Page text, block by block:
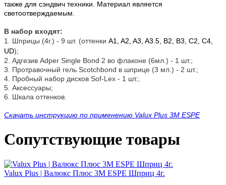
также для сэндвич техники. Материал является
светоотверждаемым.
В набор входят:
1. Шприцы (4г.) - 9 шт. (оттенки A1, A2, A3, A3.5, B2, B3, C2, C4,
UD);
2. Адгезив Adper Single Bond 2 во флаконе (6мл.) - 1 шт.;
3. Протравочный гель Scotchbond в шприце (3 мл.) - 2 шт.;
4. Пробный набор дисков Sof-Lex - 1 шт.;
5. Аксессуары;
6. Шкала оттенков.
Скачать инструкцию по применению Valux Plus 3M ESPE
Сопутствующие товары
Valux Plus | Валюкс Плюс 3M ESPE Шприц 4г.